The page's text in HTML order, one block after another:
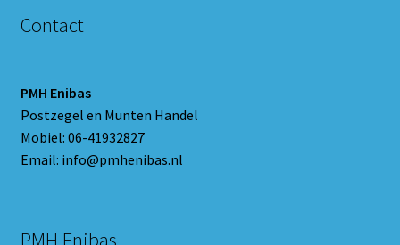
Contact
PMH Enibas
Postzegel en Munten Handel
Mobiel: 06-41932827
Email: info@pmhenibas.nl
PMH Enibas